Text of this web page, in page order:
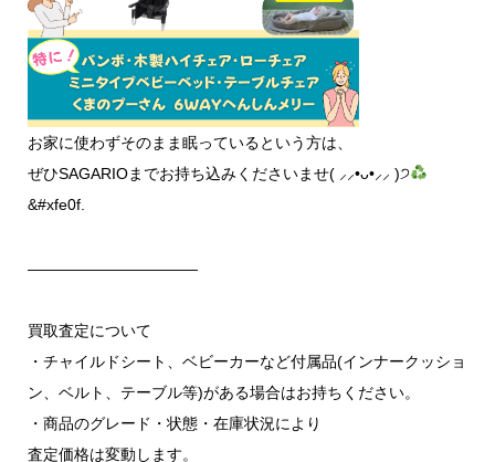
お家に使わずそのまま眠っているという方は、
ぜひSAGARIOまでお持ち込みくださいませ( ⸝⸝•ᴗ•⸝⸝ )੭
&#xfe0f.
———————————
買取査定について
・チャイルドシート、ベビーカーなど付属品(インナークッショ
ン、ベルト、テーブル等)がある場合はお持ちください。
・商品のグレード・状態・在庫状況により
査定価格は変動します。